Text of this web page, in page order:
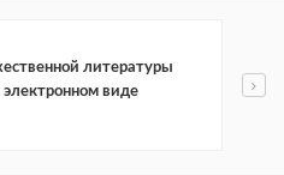
литературы
электронном виде